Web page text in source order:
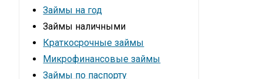
Займы на год
Займы наличными
Краткосрочные займы
Микрофинансовые займы
Займы по паспорту